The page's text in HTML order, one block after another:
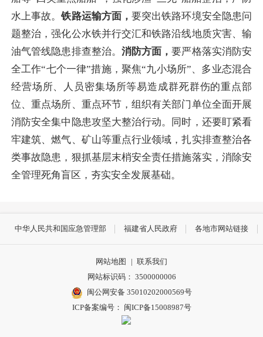
水上事故。铁路运输方面，要突出铁路环境安全隐患问
题整治，强化公水铁并行交汇和铁路沿线地质灾害、输
油气管线隐患排查整治。 消防方面，要严格落实消防安
全工作“七个一律”措施，聚焦“九小场所”、多业态混合
经营场所、人员密集场所等易造成群死群伤的重点部
位、重点场所、重点环节，组织有关部门单位全面开展
消防安全集中隐患攻坚大整治行动。同时，还要盯紧看
牢建筑、燃气、矿山等重点行业领域，扎实排查整治各
类事故隐患，狠抓基层末梢安全责任措施落实，消除安
全管理死角盲区，夯实安全发展基础。
中华人民共和国应急管理部 福建省人民政府 各地市网站链接
网站地图 | 联系我们
网站标识码： 3500000006
闽公网安备 35010202000569号
ICP备案编号： 闽ICP备15008987号